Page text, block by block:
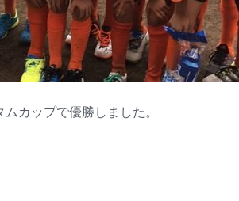
カップで優勝しました。